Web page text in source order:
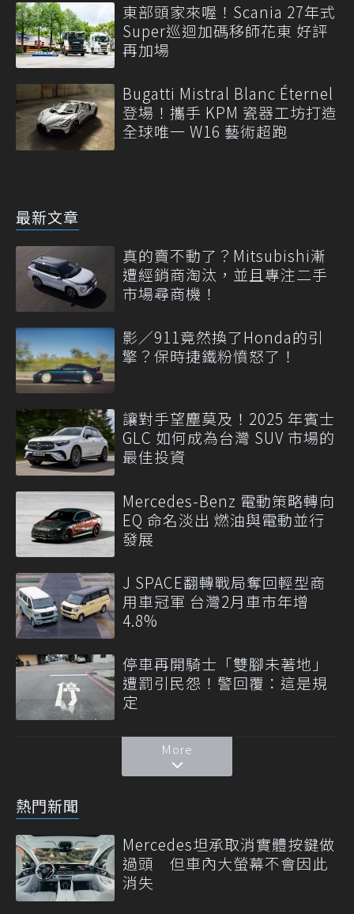
東部頭家來喔！Scania 27年式
Super巡迴加碼移師花東 好評
再加場
Bugatti Mistral Blanc Éternel
登場！攜手 KPM 瓷器工坊打造
全球唯一 W16 藝術超跑
最新文章
真的賣不動了？Mitsubishi漸
遭經銷商淘汰，並且專注二手
市場尋商機！
影／911竟然換了Honda的引
擎？保時捷鐵粉憤怒了！
讓對手望塵莫及！2025 年賓士
GLC 如何成為台灣 SUV 市場的
最佳投資
Mercedes-Benz 電動策略轉向
EQ 命名淡出 燃油與電動並行
發展
J SPACE翻轉戰局奪回輕型商
用車冠軍 台灣2月車市年增
4.8%
停車再開騎士「雙腳未著地」
遭罰引民怨！警回覆：這是規
定
More
熱門新聞
Mercedes坦承取消實體按鍵做
過頭 但車內大螢幕不會因此
消失